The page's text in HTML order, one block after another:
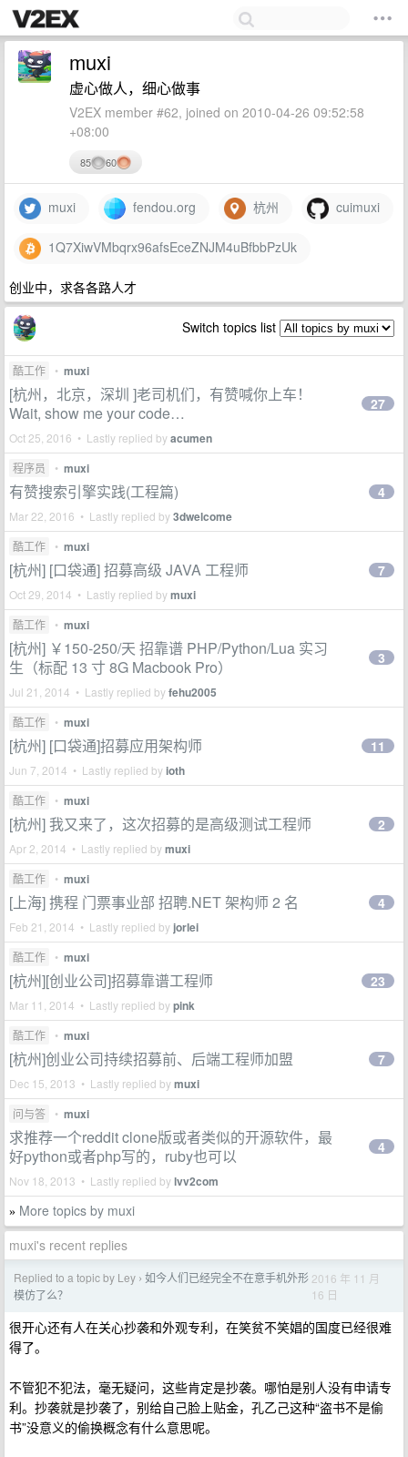
muxi
虚心做人，细心做事
V2EX member #62, joined on 2010-04-26 09:52:58
+08:00
85 60
muxi fendou.org 杭州 cuimuxi
1Q7XiwVMbqrx96afsEceZNJM4uBfbbPzUk
创业中，求各各路人才
Switch topics list
酷工作 • muxi
[杭州，北京，深圳 ]老司机们，有赞喊你上车！
Wait, show me your code…
Oct 25, 2016 • Lastly replied byacumen
27
程序员 • muxi
有赞搜索引擎实践(工程篇)
Mar 22, 2016 • Lastly replied by3dwelcome
4
酷工作 • muxi
[杭州] [口袋通] 招募高级 JAVA 工程师
Oct 29, 2014 • Lastly replied bymuxi
7
酷工作 • muxi
[杭州] ￥150-250/天 招靠谱 PHP/Python/Lua 实习
生（标配 13 寸 8G Macbook Pro）
Jul 21, 2014 • Lastly replied byfehu2005
3
酷工作 • muxi
[杭州] [口袋通]招募应用架构师
Jun 7, 2014 • Lastly replied byioth
11
酷工作 • muxi
[杭州] 我又来了，这次招募的是高级测试工程师
Apr 2, 2014 • Lastly replied bymuxi
2
酷工作 • muxi
[上海] 携程 门票事业部 招聘.NET 架构师 2 名
Feb 21, 2014 • Lastly replied by jorlei
4
酷工作 • muxi
[杭州][创业公司]招募靠谱工程师
Mar 11, 2014 • Lastly replied bypink
23
酷工作 • muxi
[杭州]创业公司持续招募前、后端工程师加盟
Dec 15, 2013 • Lastly replied bymuxi
7
问与答 • muxi
求推荐一个reddit clone版或者类似的开源软件，最
好python或者php写的，ruby也可以
Nov 18, 2013 • Lastly replied bylvv2com
4
» More topics by muxi
muxi's recent replies
Replied to a topic by Ley › 如今人们已经完全不在意手机外形
模仿了么？
2016 年 11 月
16 日
很开心还有人在关心抄袭和外观专利，在笑贫不笑娼的国度已经很难
得了。
不管犯不犯法，毫无疑问，这些肯定是抄袭。哪怕是别人没有申请专
利。抄袭就是抄袭了，别给自己脸上贴金，孔乙己这种“盗书不是偷
书”没意义的偷换概念有什么意思呢。